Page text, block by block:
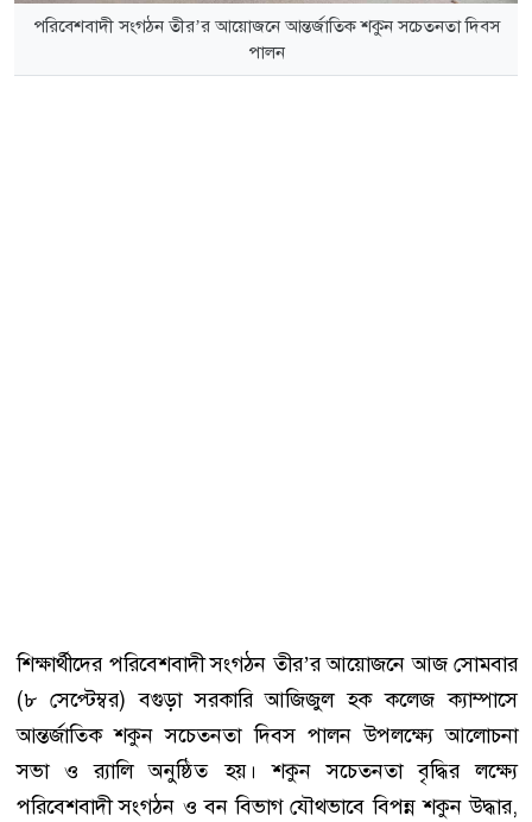
পরিবেশবাদী সংগঠন তীর’র আয়োজনে আন্তর্জাতিক শকুন সচেতনতা দিবস
পালন
শিক্ষার্থীদের পরিবেশবাদী সংগঠন তীর’র আয়োজনে আজ সোমবার
(৮ সেপ্টেম্বর) বগুড়া সরকারি আজিজুল হক কলেজ ক্যাম্পাসে
আন্তর্জাতিক শকুন সচেতনতা দিবস পালন উপলক্ষ্যে আলোচনা
সভা ও র‌্যালি অনুষ্ঠিত হয়। শকুন সচেতনতা বৃদ্ধির লক্ষ্যে
পরিবেশবাদী সংগঠন ও বন বিভাগ যৌথভাবে বিপন্ন শকুন উদ্ধার,